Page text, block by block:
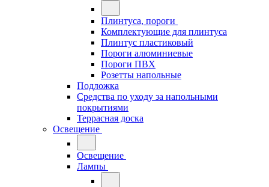
Плинтуса, пороги
Комплектующие для плинтуса
Плинтус пластиковый
Пороги алюминиевые
Пороги ПВХ
Розетты напольные
Подложка
Средства по уходу за напольными
покрытиями
Террасная доска
Освещение
Освещение
Лампы